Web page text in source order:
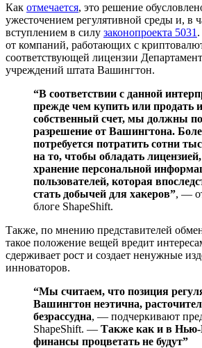
Как отмечается, это решение
ужесточением регулятивной среды и, в
вступлением в силу законопроекта 5031
от компаний, работающих с
соответствующей лицензии
учреждений штата Вашингтон.
“В соответствии с данной
прежде чем купить или продать
собственный счет, мы должны
разрешение от Вашингтона.
потребуется потратить сотни
на то, чтобы обладать
хранение персональной
пользователей, которая
стать добычей для хакеров”, —
блоге ShapeShift.
Также, по мнению представителей
такое положение вещей вредит
сдерживает рост и создает ненужные
инноваторов.
“Мы считаем, что позиция
Вашингтон неэтична,
безрассудна, — подчеркивают
ShapeShift. — Также как и в Нью-
финансы процветать не будут”